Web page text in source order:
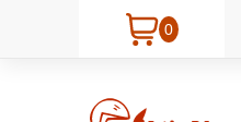
0